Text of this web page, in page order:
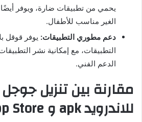
يحمي من تطبيقات ضارة، ويوفر
الغير مناسب للأطفال.
دعم مطوري التطبيقات: يوفر قوقل
التطبيقات، مع إمكانية نشر
الدعم الفني.
مقارنة بين تنزيل
للاندرويد apk و App Store للايفون